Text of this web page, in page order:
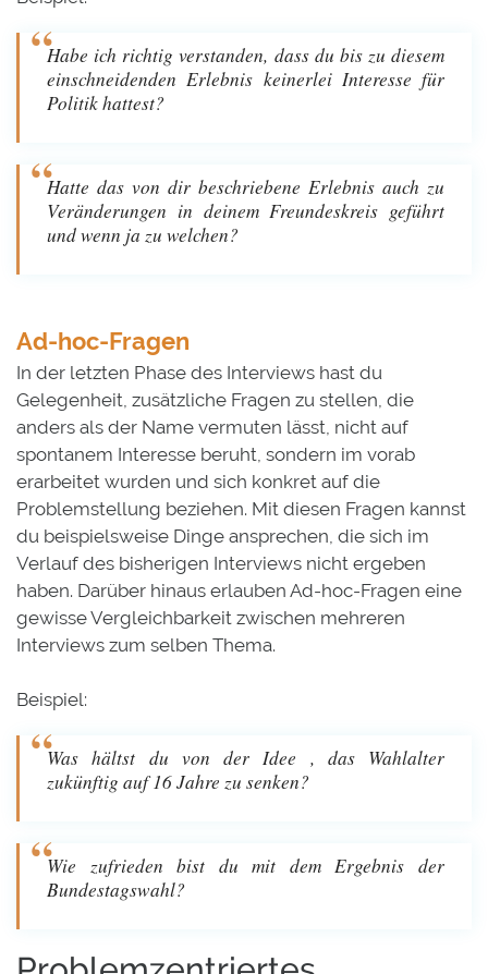
Habe ich richtig verstanden, dass du bis zu diesem
einschneidenden Erlebnis keinerlei Interesse für
Politik hattest?
Hatte das von dir beschriebene Erlebnis auch zu
Veränderungen in deinem Freundeskreis geführt
und wenn ja zu welchen?
Ad-hoc-Fragen
In der letzten Phase des Interviews hast du
Gelegenheit, zusätzliche Fragen zu stellen, die
anders als der Name vermuten lässt, nicht auf
spontanem Interesse beruht, sondern im vorab
erarbeitet wurden und sich konkret auf die
Problemstellung beziehen. Mit diesen Fragen kannst
du beispielsweise Dinge ansprechen, die sich im
Verlauf des bisherigen Interviews nicht ergeben
haben. Darüber hinaus erlauben Ad-hoc-Fragen eine
gewisse Vergleichbarkeit zwischen mehreren
Interviews zum selben Thema.
Beispiel:
Was hältst du von der Idee , das Wahlalter
zukünftig auf 16 Jahre zu senken?
Wie zufrieden bist du mit dem Ergebnis der
Bundestagswahl?